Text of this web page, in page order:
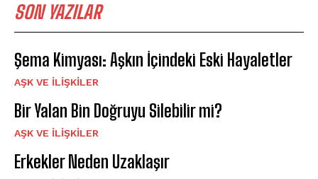
SON YAZILAR
Şema Kimyası: Aşkın İçindeki Eski Hayaletler
AŞK VE İLIŞKILER
Bir Yalan Bin Doğruyu Silebilir mi?
AŞK VE İLIŞKILER
Erkekler Neden Uzaklaşır